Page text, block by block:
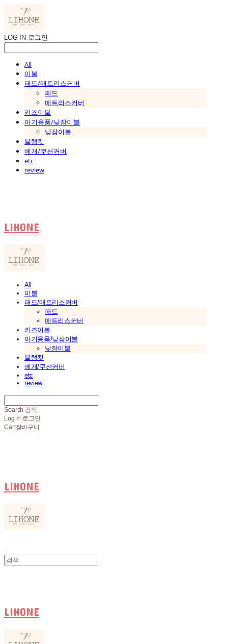
LOG IN 로그인
All
이불
패드/매트리스커버
패드
매트리스커버
키즈이불
아기용품/낮잠이불
낮잠이불
블랭킷
베개/쿠션커버
etc
review
LIHONE
All
이불
패드/매트리스커버
패드
매트리스커버
키즈이불
아기용품/낮잠이불
낮잠이불
블랭킷
베개/쿠션커버
etc
review
Search 검색
Log In 로그인
Cart장바구니
LIHONE
LIHONE